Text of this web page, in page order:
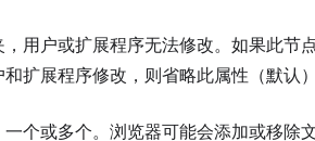
用户或扩展程序无法修改。如果此节
扩展程序修改，则省略此属性（默认）
个或多个。浏览器可能会添加或移除